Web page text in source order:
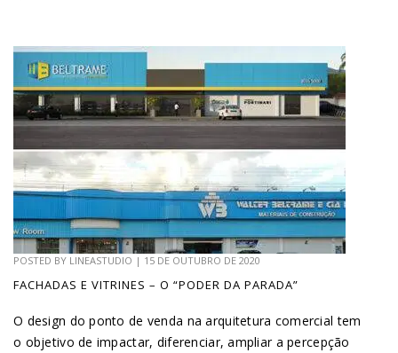
POSTED BY LINEASTUDIO | 15 DE OUTUBRO DE 2020
FACHADAS E VITRINES – O “PODER DA PARADA”
O design do ponto de venda na arquitetura comercial tem
o objetivo de impactar, diferenciar, ampliar a percepção